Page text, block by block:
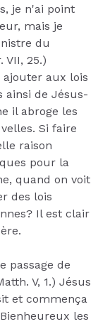
je n'ai point
mais je
du
VII, 25.)
aux lois
ainsi de Jésus-
il abroge les
Si faire
raison
pour la
quand on voit
des lois
Il est clair
passage de
V, 1.) Jésus
et commença
les